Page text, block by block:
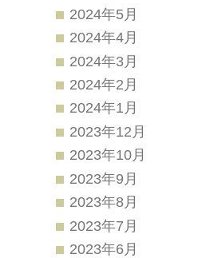
2024年5月
2024年4月
2024年3月
2024年2月
2024年1月
2023年12月
2023年10月
2023年9月
2023年8月
2023年7月
2023年6月